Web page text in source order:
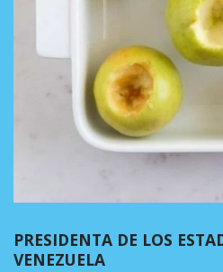
PRESIDENTA DE LOS
VENEZUELA